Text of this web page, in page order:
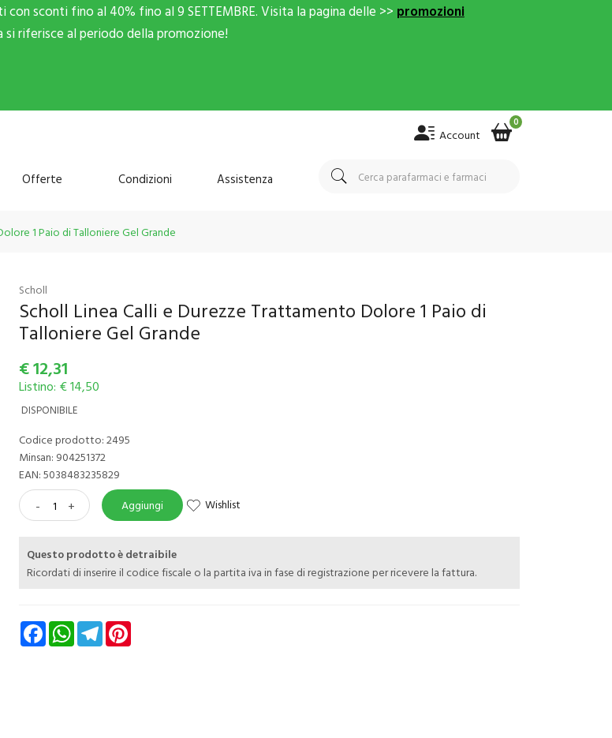
sconti fino al 40% fino al 9 SETTEMBRE. Visita la pagina delle >> promozioni
si riferisce al periodo della promozione!
Account
0
Offerte Condizioni Assistenza
1 Paio di Talloniere Gel Grande
Scholl
Scholl Linea Calli e Durezze Trattamento Dolore 1 Paio di
Talloniere Gel Grande
€12,31
Listino: € 14,50
DISPONIBILE
Codice prodotto: 2495
Minsan: 904251372
EAN: 5038483235829
- + Aggiungi Wishlist
Questo prodotto è detraibile
Ricordati di inserire il codice fiscale o la partita iva in fase di registrazione per ricevere la fattura.
FacebookWhatsAppTelegram